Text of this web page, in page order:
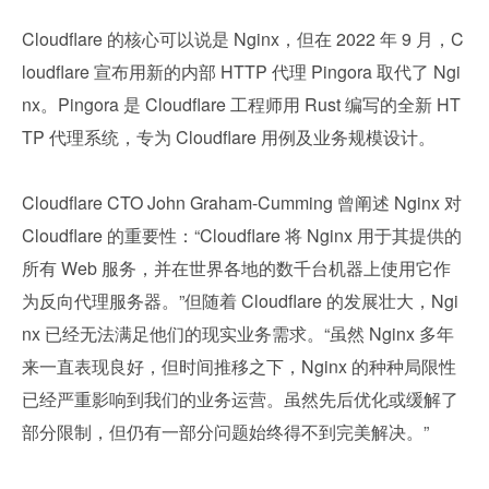
Cloudflare 的核心可以说是 Nginx，但在 2022 年 9 月，C
loudflare 宣布用新的内部 HTTP 代理 Pingora 取代了 Ngi
nx。Pingora 是 Cloudflare 工程师用 Rust 编写的全新 HT
TP 代理系统，专为 Cloudflare 用例及业务规模设计。
Cloudflare CTO John Graham-Cumming 曾阐述 Nginx 对
Cloudflare 的重要性：“Cloudflare 将 Nginx 用于其提供的
所有 Web 服务，并在世界各地的数千台机器上使用它作
为反向代理服务器。”但随着 Cloudflare 的发展壮大，Ngi
nx 已经无法满足他们的现实业务需求。“虽然 Nginx 多年
来一直表现良好，但时间推移之下，Nginx 的种种局限性
已经严重影响到我们的业务运营。虽然先后优化或缓解了
部分限制，但仍有一部分问题始终得不到完美解决。”